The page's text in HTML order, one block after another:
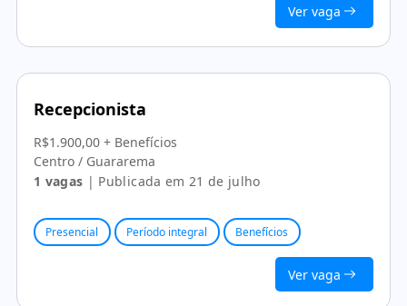
Ver vaga
Recepcionista
R$1.900,00 + Benefícios
Centro / Guararema
1 vagas | Publicada em 21 de julho
Presencial Período integral Benefícios
Ver vaga